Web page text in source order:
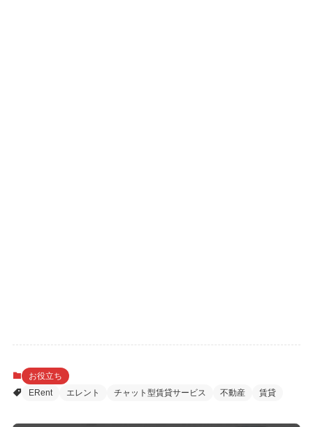
お役立ち
ERent
エレント チャット型賃貸サービス 不動産 賃貸